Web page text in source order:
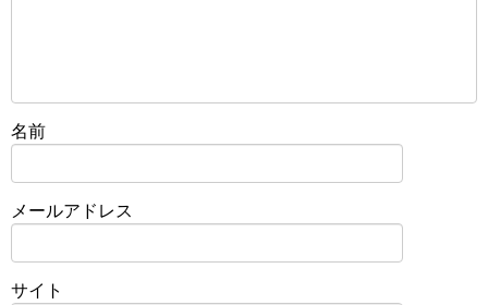
名前
メールアドレス
サイト